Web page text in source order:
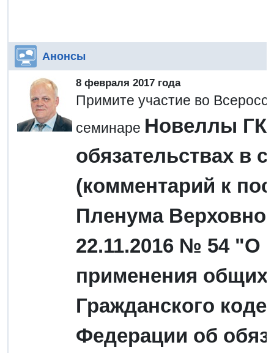
Анонсы
8 февраля 2017 года
Примите участие во
семинаре Новеллы ГК
обязательствах в
(комментарий к
Пленума
22.11.2016 № 54 "О
применения
Гражданского
Федерации об